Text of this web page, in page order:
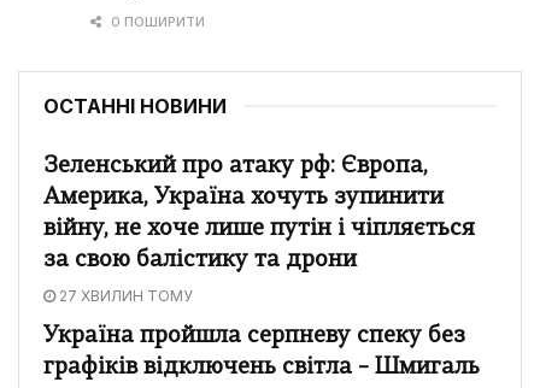
0 ПОШИРИТИ
ОСТАННІ НОВИНИ
Зеленський про атаку рф: Європа,
Америка, Україна хочуть зупинити
війну, не хоче лише путін і чіпляється
за свою балістику та дрони
27 ХВИЛИН ТОМУ
Україна пройшла серпневу спеку без
графіків відключень світла – Шмигаль